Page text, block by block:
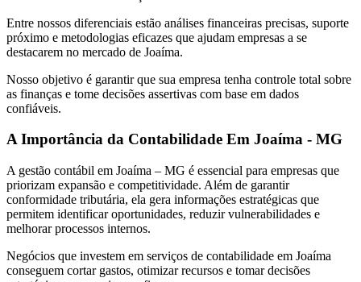
Entre nossos diferenciais estão análises financeiras precisas, suporte
próximo e metodologias eficazes que ajudam empresas a se
destacarem no mercado de Joaíma.
Nosso objetivo é garantir que sua empresa tenha controle total sobre
as finanças e tome decisões assertivas com base em dados
confiáveis.
A Importância da Contabilidade Em Joaíma - MG
A gestão contábil em Joaíma – MG é essencial para empresas que
priorizam expansão e competitividade. Além de garantir
conformidade tributária, ela gera informações estratégicas que
permitem identificar oportunidades, reduzir vulnerabilidades e
melhorar processos internos.
Negócios que investem em serviços de contabilidade em Joaíma
conseguem cortar gastos, otimizar recursos e tomar decisões